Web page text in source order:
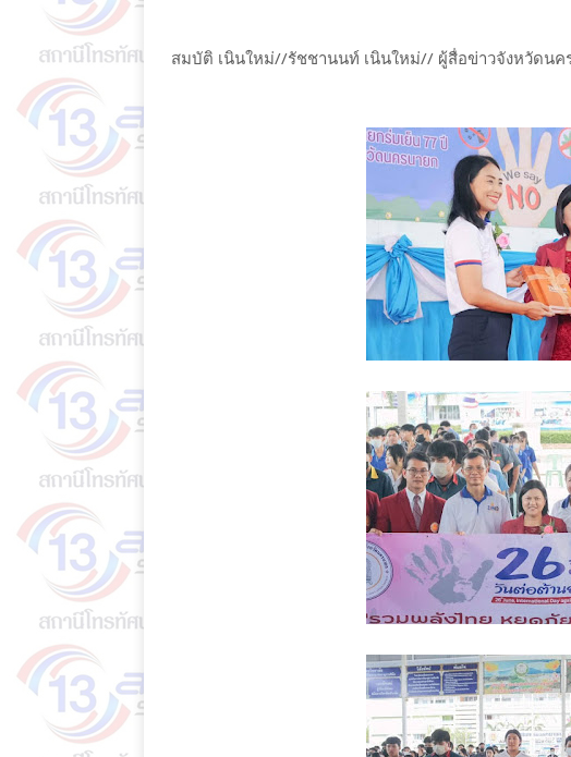
สมบัติ เนินใหม่//รัชชานนท์ เนินใหม่// ผู้สื่อข่าวจังหวัดนค